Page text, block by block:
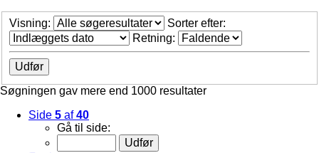
Visning:
Sorter efter:
Retning:
Søgningen gav mere end 1000 resultater
Side 5 af40
Gå til side: